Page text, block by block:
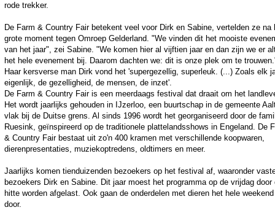
rode trekker.
De Farm & Country Fair betekent veel voor Dirk en Sabine, vertelden ze na
grote moment tegen Omroep Gelderland. "We vinden dit het mooiste
van het jaar", zei Sabine. "We komen hier al vijftien jaar en dan zijn we er
het hele evenement bij. Daarom dachten we: dit is onze plek om te
Haar kersverse man Dirk vond het 'supergezellig, superleuk. (...) Zoals elk
eigenlijk, de gezelligheid, de mensen, de inzet'.
De Farm & Country Fair is een meerdaags festival dat draait om het
Het wordt jaarlijks gehouden in IJzerloo, een buurtschap in de gemeente
vlak bij de Duitse grens. Al sinds 1996 wordt het georganiseerd door de
Ruesink, geïnspireerd op de traditionele plattelandsshows in Engeland. De
& Country Fair bestaat uit zo'n 400 kramen met verschillende koopwaren,
dierenpresentaties, muziekoptredens, oldtimers en meer.
Jaarlijks komen tienduizenden bezoekers op het festival af, waaronder
bezoekers Dirk en Sabine. Dit jaar moest het programma op de vrijdag door
hitte worden afgelast. Ook gaan de onderdelen met dieren het hele
door.